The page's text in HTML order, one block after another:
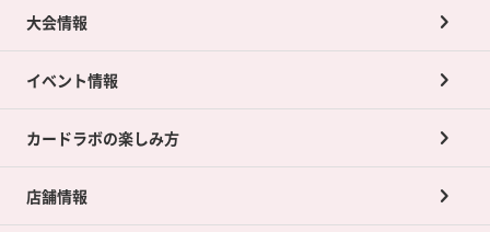
大会情報
イベント情報
カードラボの楽しみ方
店舗情報